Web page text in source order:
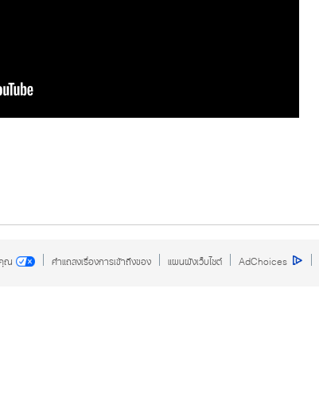
ณ คำแถลงเรื่องการเข้าถึงของ แผนผังเว็บไซต์ AdChoices